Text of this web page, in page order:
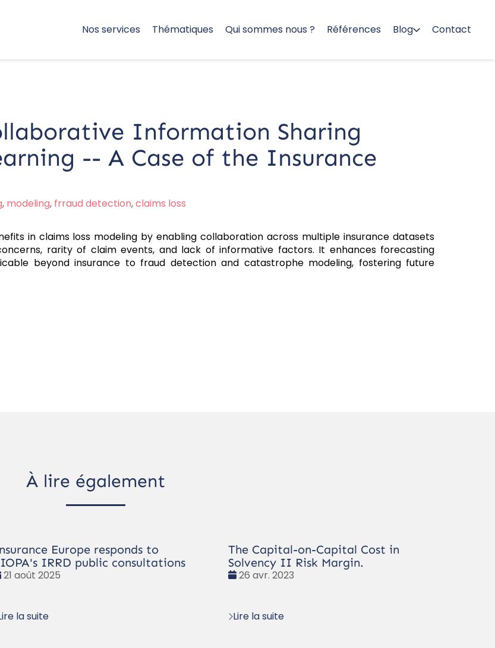
Nos services Thématiques Qui sommes nous ? Références Blog Contact
Information Sharing
-- A Case of the Insurance
, modeling, frraud detection,claims loss
in claims loss modeling by enabling collaboration across multiple insurance datasets
rarity of claim events, and lack of informative factors. It enhances forecasting
beyond insurance to fraud detection and catastrophe modeling, fostering future
À lire également
Europe responds to
IRRD public consultations
Date
21 août 2025
la suite
The Capital-on-Capital Cost in
Solvency II Risk Margin.
Date
26 avr. 2023
Lire la suite